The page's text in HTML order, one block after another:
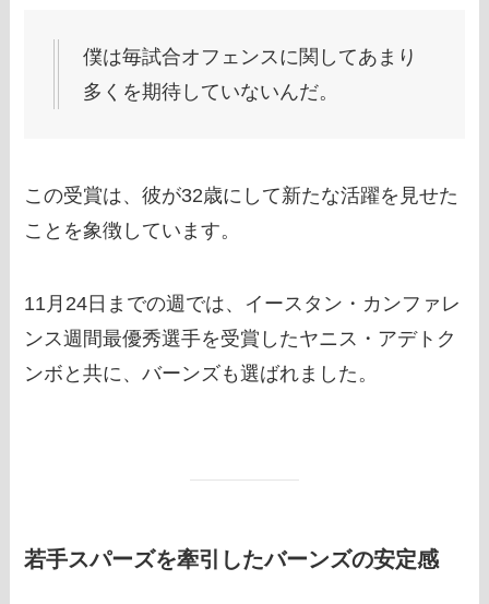
僕は毎試合オフェンスに関してあまり
多くを期待していないんだ。
この受賞は、彼が32歳にして新たな活躍を見せた
ことを象徴しています。
11月24日までの週では、イースタン・カンファレ
ンス週間最優秀選手を受賞したヤニス・アデトク
ンボと共に、バーンズも選ばれました。
若手スパーズを牽引したバーンズの安定感